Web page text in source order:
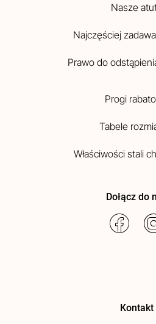
Nasze
Najczęściej
Prawo do
Progi
Tabele
Właściwości stali
Dołącz do
Kontakt